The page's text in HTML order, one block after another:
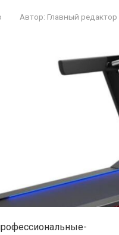
Автор: Главный редактор